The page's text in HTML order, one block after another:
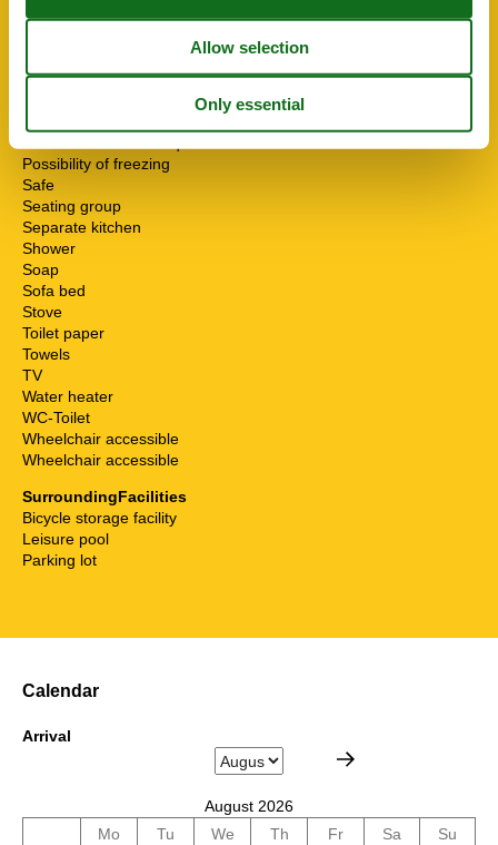
Heater
Mikrowelle
Possibility of freezing
Safe
Seating group
Separate kitchen
Shower
Soap
Sofa bed
Stove
Toilet paper
Towels
TV
Water heater
WC-Toilet
Wheelchair accessible
Wheelchair accessible
SurroundingFacilities
Bicycle storage facility
Leisure pool
Parking lot
Calendar
Arrival
August 2026
Mo
Tu We Th Fr Sa
Su